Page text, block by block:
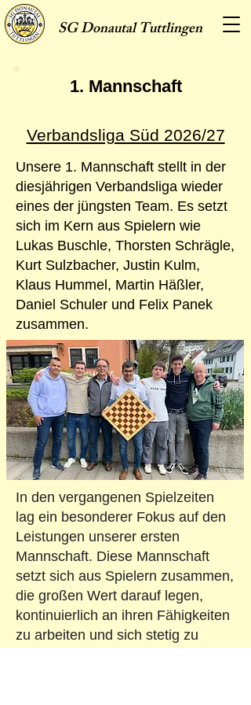
SGDonautal Tuttlingen
1. Mannschaft
Verbandsliga Süd 2026/27
Unsere 1. Mannschaft stellt in der
diesjährigen Verbandsliga wieder
eines der jüngsten Team. Es setzt
sich im Kern aus Spielern wie
Lukas Buschle, Thorsten Schrägle,
Kurt Sulzbacher, Justin Kulm,
Klaus Hummel, Martin Häßler,
Daniel Schuler und Felix Panek
zusammen.
In den vergangenen Spielzeiten
lag ein besonderer Fokus auf den
Leistungen unserer ersten
Mannschaft. Diese Mannschaft
setzt sich aus Spielern zusammen,
die großen Wert darauf legen,
kontinuierlich an ihren Fähigkeiten
zu arbeiten und sich stetig zu